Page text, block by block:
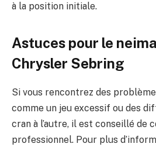
à la position initiale.
Astuces pour le
Chrysler Sebring
Si vous rencontrez des
comme un jeu excessif ou des
cran à l’autre, il est conseillé de
professionnel. Pour plus